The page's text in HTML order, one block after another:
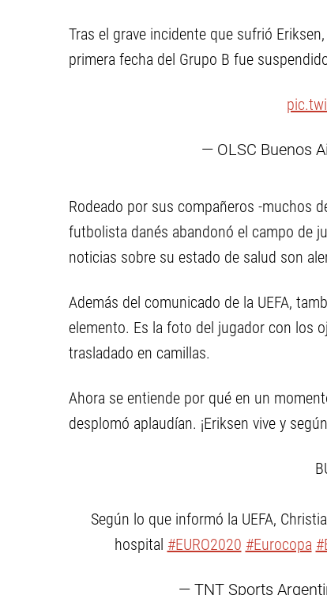
Tras el grave incidente que sufrió
primera fecha del Grupo B fue
— OLSC Buenos
Rodeado por sus compañeros -muchos
futbolista danés abandonó el campo de
noticias sobre su estado de salud son
Además del comunicado de la UEFA,
elemento. Es la foto del jugador con los
trasladado en camillas.
Ahora se entiende por qué en un
desplomó aplaudían. ¡Eriksen vive y
Según lo que informó la UEFA,
hospital #EURO2020 #Eurocopa
— TNT Sports